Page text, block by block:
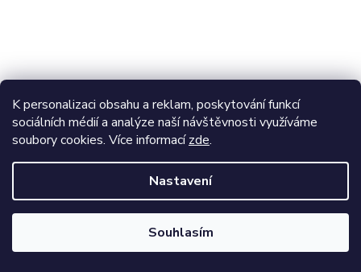
K personalizaci obsahu a reklam, poskytování funkcí
sociálních médií a analýze naší návštěvnosti využíváme
soubory cookies. Více informacízde.
Nastavení
Souhlasím